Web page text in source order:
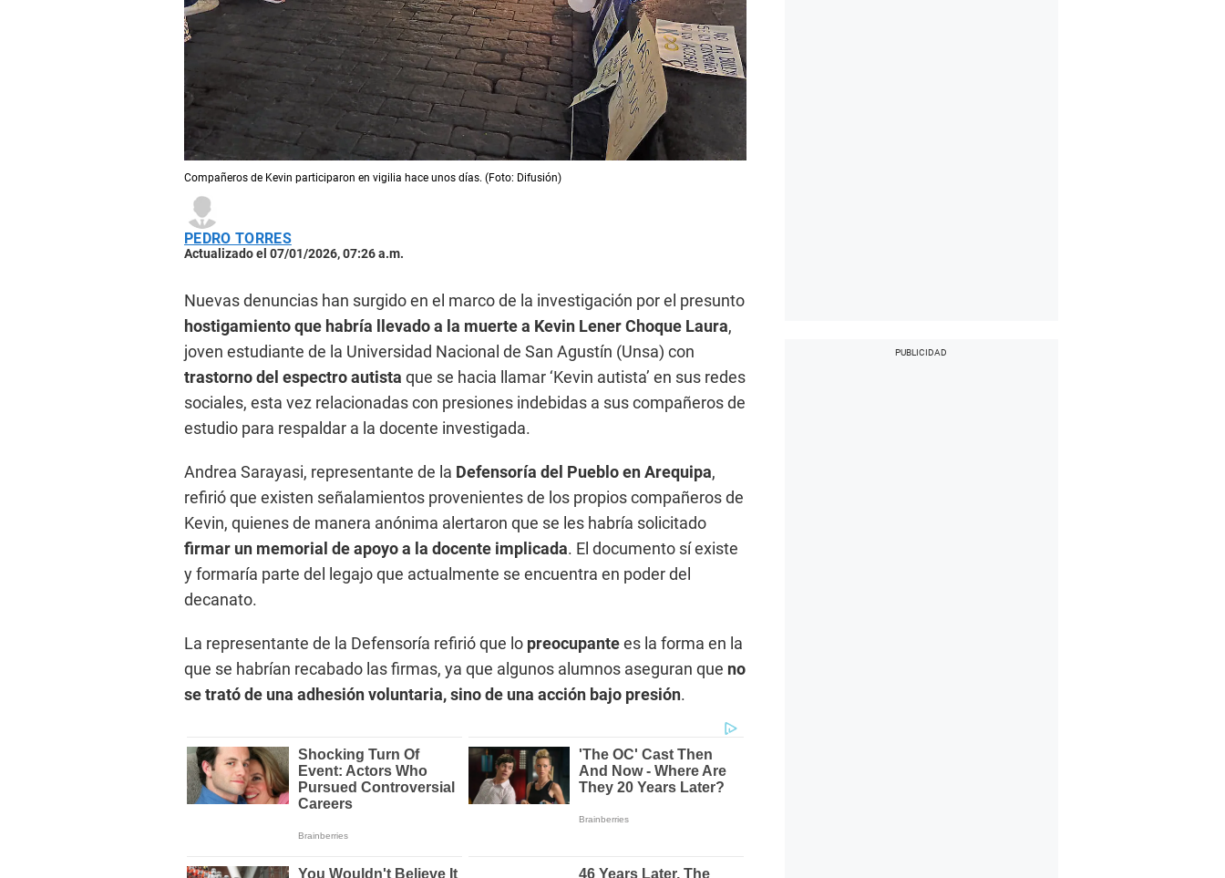
Compañeros de Kevin participaron en vigilia hace unos días. (Foto: Difusión)
PEDRO TORRES
Actualizado el 07/01/2026, 07:26 a.m.
Nuevas denuncias han surgido en el marco de la investigación por el presunto
hostigamiento que habría llevado a la muerte a Kevin Lener Choque Laura,
joven estudiante de la Universidad Nacional de San Agustín (Unsa) con
trastorno del espectro autista que se hacia llamar ‘Kevin autista’ en sus redes
sociales, esta vez relacionadas con presiones indebidas a sus compañeros de
estudio para respaldar a la docente investigada.
Andrea Sarayasi, representante de la Defensoría del Pueblo en Arequipa,
refirió que existen señalamientos provenientes de los propios compañeros de
Kevin, quienes de manera anónima alertaron que se les habría solicitado
firmar un memorial de apoyo a la docente implicada. El documento sí existe
y formaría parte del legajo que actualmente se encuentra en poder del
decanato.
La representante de la Defensoría refirió que lo preocupantees la forma en la
que se habrían recabado las firmas, ya que algunos alumnos aseguran que no
se trató de una adhesión voluntaria, sino de una acción bajo presión.